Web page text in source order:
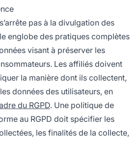
pas à la divulgation des
englobe des pratiques complètes
visant à préserver les
Les affiliés doivent
la manière dont ils collectent,
données des utilisateurs, en
du RGPD. Une politique de
au RGPD doit spécifier les
les finalités de la collecte,